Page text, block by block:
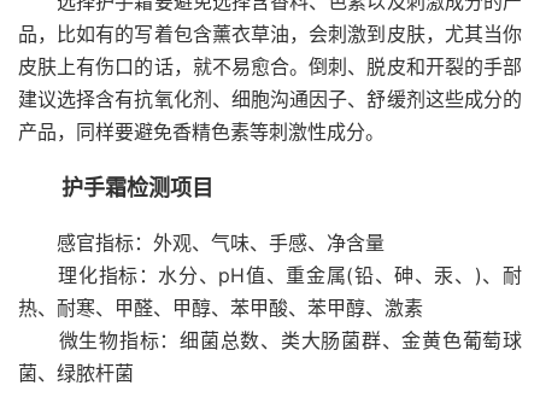
品，比如有的写着包含薰衣草油，会刺激到皮肤，尤其当你
皮肤上有伤口的话，就不易愈合。倒刺、脱皮和开裂的手部
建议选择含有抗氧化剂、细胞沟通因子、舒缓剂这些成分的
产品，同样要避免香精色素等刺激性成分。
护手霜检测项目
感官指标：外观、气味、手感、净含量
理化指标：水分、pH值、重金属(铅、砷、汞、)、耐
热、耐寒、甲醛、甲醇、苯甲酸、苯甲醇、激素
微生物指标：细菌总数、类大肠菌群、金黄色葡萄球
菌、绿脓杆菌